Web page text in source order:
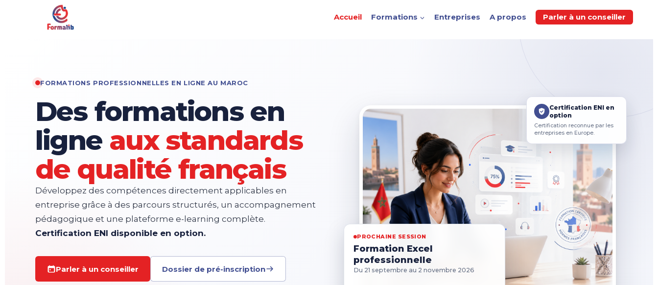
Accueil Formations Entreprises A propos Parler à un conseiller
FORMATIONS PROFESSIONNELLES EN LIGNE AU MAROC
Des formations en
ligne aux standards
de qualité français
Développez des compétences directement applicables en
entreprise grâce à des parcours structurés, un accompagnement
pédagogique et une plateforme e-learning complète.
Certification ENI disponible en option.
Parler à un conseiller Dossier de pré-inscription
Certification ENI en
option
Certification reconnue par les
entreprises en Europe.
PROCHAINE SESSION
Formation Excel
professionnelle
Du 21 septembre au 2 novembre 2026